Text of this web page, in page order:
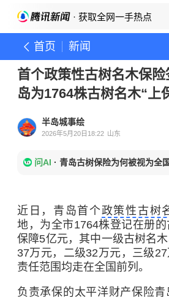
· 获取全网一手热点
首页 新闻
首个政策性古树名木保
岛为1764株古树名木“上
半岛城事绘
2026年5月20日18:22 山东
问AI · 青岛古树保险为何被视为全
近日，青岛首个政策性古树
地，为全市1764株登记在册
保障5亿元，其中一级古树名
37万元，二级32万元，三级
责任范围均走在全国前列。
负责承保的太平洋财产保险